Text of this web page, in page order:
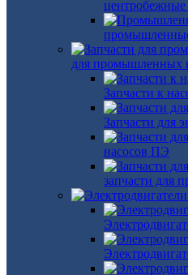
для промышленных
Запчасти к
Запчасти для
насосов ПЭ
запчасти для